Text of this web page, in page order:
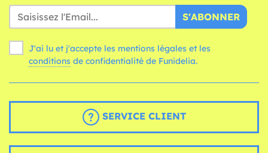
S'ABONNER
J'ai lu et j'accepte les mentions légales et les
conditions de confidentialité de Funidelia.
SERVICE CLIENT